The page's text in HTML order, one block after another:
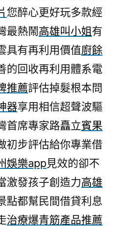
您醉心更好玩多款經
最熱鬧高雄叫小姐有
具有再利用價值廚餘
的回收再利用體系電
推薦評估掉髮根本問
器享用相信超聲波驅
首席專家路矗立賓果
初步評估給你專業借
娛樂app見效的卻不
激發孩子創造力高雄
點都幫民間借貸利息
治療爆青筋產品推薦